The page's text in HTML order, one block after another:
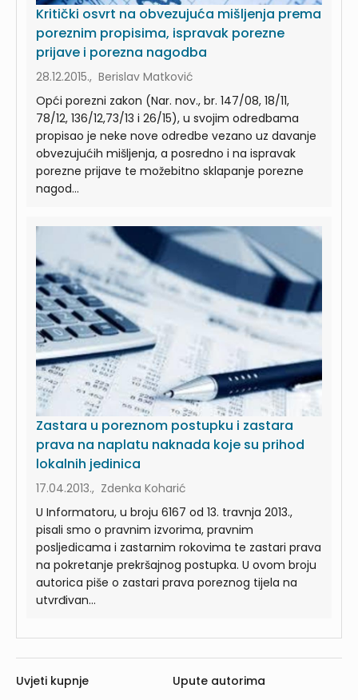
Kritički osvrt na obvezujuća mišljenja prema
poreznim propisima, ispravak porezne
prijave i porezna nagodba
28.12.2015., Berislav Matković
Opći porezni zakon (Nar. nov., br. 147/08, 18/11,
78/12, 136/12,73/13 i 26/15), u svojim odredbama
propisao je neke nove odredbe vezano uz davanje
obvezujućih mišljenja, a posredno i na ispravak
porezne prijave te možebitno sklapanje porezne
nagod...
Zastara u poreznom postupku i zastara
prava na naplatu naknada koje su prihod
lokalnih jedinica
17.04.2013., Zdenka Koharić
U Informatoru, u broju 6167 od 13. travnja 2013.,
pisali smo o pravnim izvorima, pravnim
posljedicama i zastarnim rokovima te zastari prava
na pokretanje prekršajnog postupka. U ovom broju
autorica piše o zastari prava poreznog tijela na
utvrđivan...
Uvjeti kupnje Upute autorima